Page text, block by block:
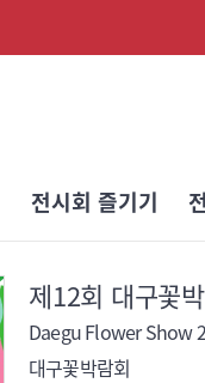
전시회 즐기기
제12회 대구꽃
Daegu Flower Show
대구꽃박람회